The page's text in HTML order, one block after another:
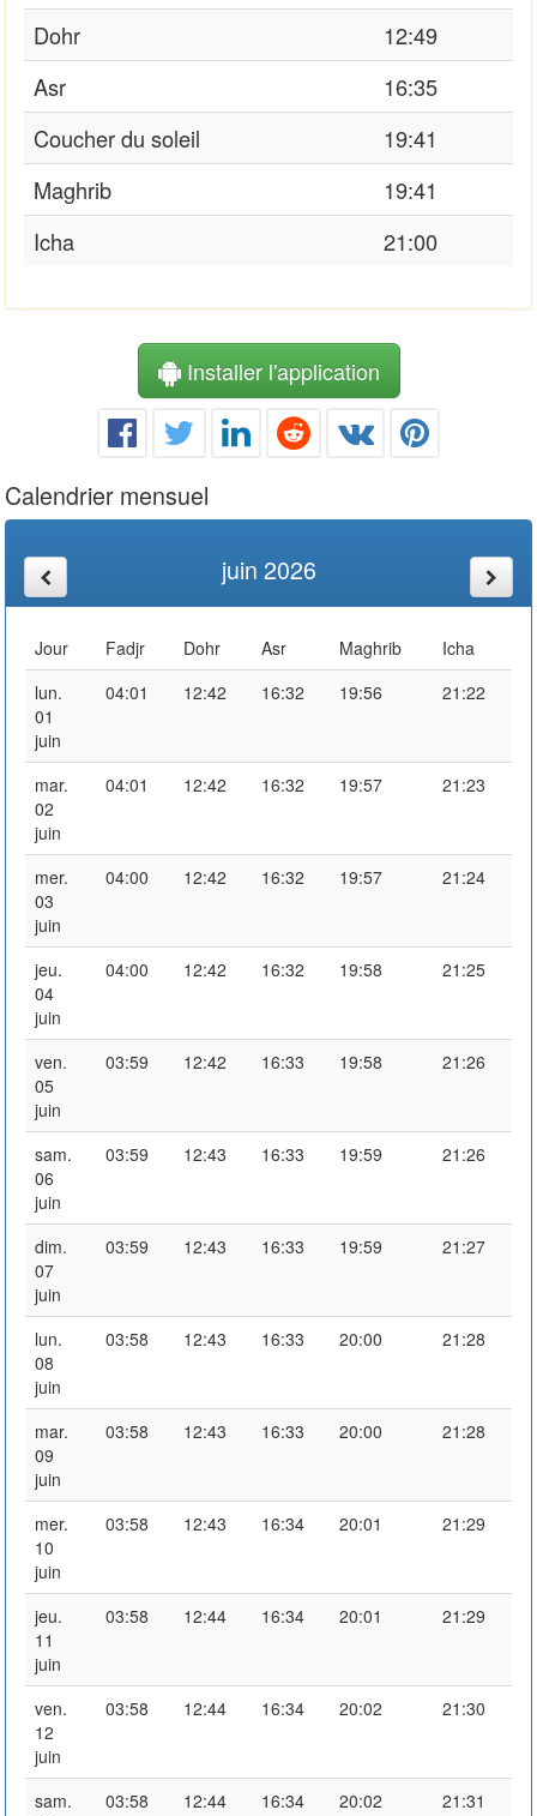
Dohr
12:49
Asr
16:35
Coucher du soleil
19:41
Maghrib
19:41
Icha
21:00
Installer l'application
Calendrier mensuel
juin 2026
Jour Fadjr Dohr Asr Maghrib
Icha
lun.
01
juin
04:01 12:42 16:32 19:56 21:22
mar.
02
juin
04:01 12:42 16:32 19:57 21:23
mer.
03
juin
04:00 12:42 16:32 19:57 21:24
jeu.
04
juin
04:00 12:42 16:32 19:58 21:25
ven.
05
juin
03:59 12:42 16:33 19:58 21:26
sam.
06
juin
03:59 12:43 16:33 19:59 21:26
dim.
07
juin
03:59 12:43 16:33 19:59 21:27
lun.
08
juin
03:58 12:43 16:33 20:00 21:28
mar.
09
juin
03:58 12:43 16:33 20:00 21:28
mer.
10
juin
03:58 12:43 16:34 20:01 21:29
jeu.
11
juin
03:58 12:44 16:34 20:01 21:29
ven.
12
juin
03:58 12:44 16:34 20:02 21:30
sam.
03:58 12:44 16:34 20:02 21:31